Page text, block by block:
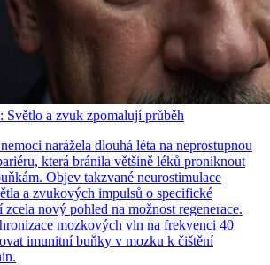
Světlo a zvuk zpomalují průběh
narážela dlouhá léta na neprostupnou
která bránila většině léků proniknout
Objev takzvané neurostimulace
a zvukových impulsů o specifické
nový pohled na možnost regenerace.
mozkových vln na frekvenci 40
imunitní buňky v mozku k čištění